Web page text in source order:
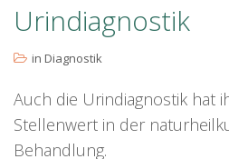
Urindiagnostik
in Diagnostik
Auch die Urindiagnostik hat
Stellenwert in der
Behandlung.